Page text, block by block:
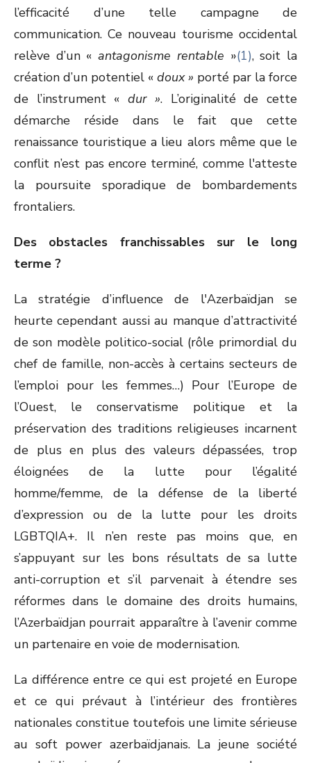
l’efficacité d’une telle campagne de
communication. Ce nouveau tourisme occidental
relève d’un «antagonisme rentable »(1), soit la
création d’un potentiel « doux » porté par la force
de l’instrument «dur ». L’originalité de cette
démarche réside dans le fait que cette
renaissance touristique a lieu alors même que le
conflit n’est pas encore terminé, comme l'atteste
la poursuite sporadique de bombardements
frontaliers.
Des obstacles franchissables sur le long
terme ?
La stratégie d’influence de l'Azerbaïdjan se
heurte cependant aussi au manque d’attractivité
de son modèle politico-social (rôle primordial du
chef de famille, non-accès à certains secteurs de
l’emploi pour les femmes…) Pour l’Europe de
l’Ouest, le conservatisme politique et la
préservation des traditions religieuses incarnent
de plus en plus des valeurs dépassées, trop
éloignées de la lutte pour l’égalité
homme/femme, de la défense de la liberté
d’expression ou de la lutte pour les droits
LGBTQIA+. Il n’en reste pas moins que, en
s’appuyant sur les bons résultats de sa lutte
anti-corruption et s’il parvenait à étendre ses
réformes dans le domaine des droits humains,
l’Azerbaïdjan pourrait apparaître à l’avenir comme
un partenaire en voie de modernisation.
La différence entre ce qui est projeté en Europe
et ce qui prévaut à l’intérieur des frontières
nationales constitue toutefois une limite sérieuse
au soft power azerbaïdjanais. La jeune société